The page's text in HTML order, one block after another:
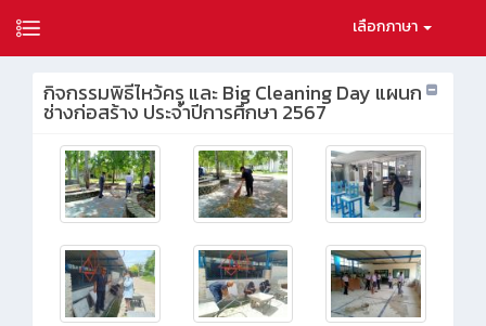
เลือกภาษา
กิจกรรมพิธีไหว้ครู และ Big Cleaning Day แผนก
ช่างก่อสร้าง ประจำปีการศึกษา 2567